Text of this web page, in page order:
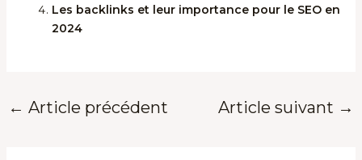
Les backlinks et leur importance pour le SEO en
2024
← Article précédent Article suivant →